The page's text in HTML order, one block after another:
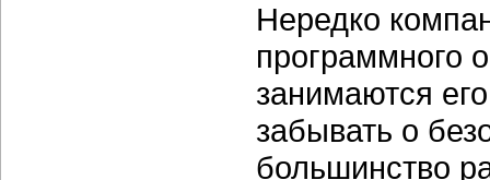
Нередко
программного
занимаются
забывать о
большинство